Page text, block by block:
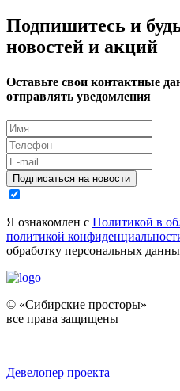
Подпишитесь и
новостей и акций
Оставьте свои контактные
отправлять уведомления
Подписаться на новости
Я ознакомлен с Политикой в
политикой
обработку персональных
© «Сибирские просторы»
все права защищены
Девелопер проекта